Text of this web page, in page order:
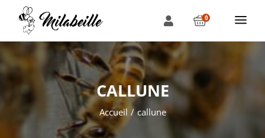
0
CALLUNE
Accueil callune